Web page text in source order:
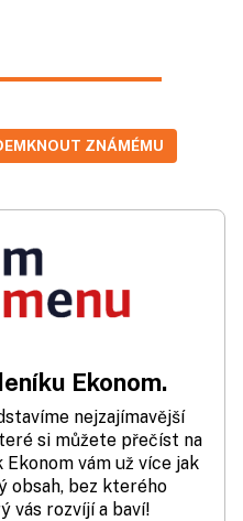
ZNÁMÉMU
Ekonom.
nejzajímavější
si můžete přečíst na
vám už více jak
obsah, bez kterého
vás rozvíjí a baví!